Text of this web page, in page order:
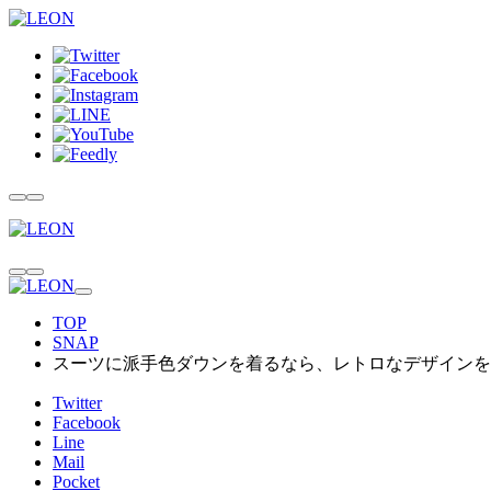
TOP
SNAP
スーツに派手色ダウンを着るなら、レトロなデザインを
Twitter
Facebook
Line
Mail
Pocket